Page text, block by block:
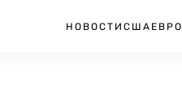
НОВОСТИ США